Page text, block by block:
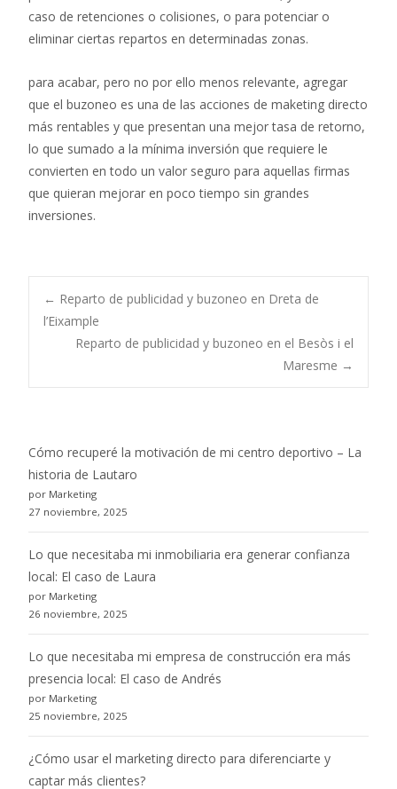
caso de retenciones o colisiones, o para potenciar o
eliminar ciertas repartos en determinadas zonas.
para acabar, pero no por ello menos relevante, agregar
que el buzoneo es una de las acciones de maketing directo
más rentables y que presentan una mejor tasa de retorno,
lo que sumado a la mínima inversión que requiere le
convierten en todo un valor seguro para aquellas firmas
que quieran mejorar en poco tiempo sin grandes
inversiones.
Post
navigation
← Reparto de publicidad y buzoneo en Dreta de
l’Eixample
Reparto de publicidad y buzoneo en el Besòs i el
Maresme →
Cómo recuperé la motivación de mi centro deportivo – La
historia de Lautaro
por Marketing
27 noviembre, 2025
Lo que necesitaba mi inmobiliaria era generar confianza
local: El caso de Laura
por Marketing
26 noviembre, 2025
Lo que necesitaba mi empresa de construcción era más
presencia local: El caso de Andrés
por Marketing
25 noviembre, 2025
¿Cómo usar el marketing directo para diferenciarte y
captar más clientes?